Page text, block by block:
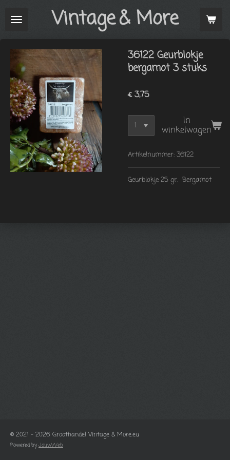
direct
hoofdinhoud
Vintage& More
36122 Geurblokje
bergamot 3 stuks
€ 3,75
In
winkelwagen
Artikelnummer: 36122
Geurblokje 25 gr. Bergamot
© 2021 - 2026 Groothandel Vintage & More.eu
Powered by JouwWeb